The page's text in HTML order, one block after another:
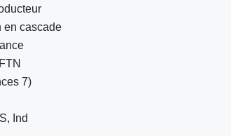
en cascade
7)
Ind